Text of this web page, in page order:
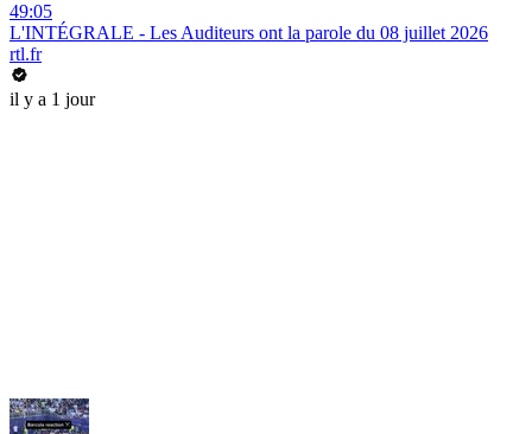
49:05
L'INTÉGRALE - Les Auditeurs ont la parole du 08 juillet 2026
rtl.fr
il y a 1 jour